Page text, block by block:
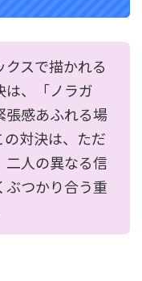
スで描かれる
は、「ノラガ
張感あふれる場
対決は、ただ
二人の異なる信
ぶつかり合う重